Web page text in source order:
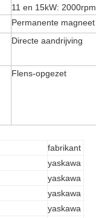
11 en 15kW: 2000rpm
Permanente magneet
Directe aandrijving
Flens-opgezet
fabrikant
yaskawa
yaskawa
yaskawa
yaskawa